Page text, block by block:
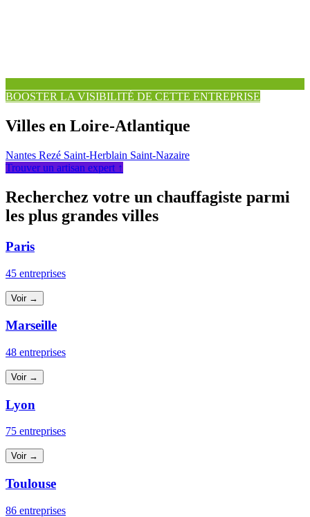
BOOSTER LA VISIBILITÉ DE CETTE ENTREPRISE
Villes en Loire-Atlantique
Nantes Rezé Saint-Herblain Saint-Nazaire
Trouver un artisan expert ↑
Recherchez votre un chauffagiste parmi
les plus grandes villes
Paris
45 entreprises
Voir →
Marseille
48 entreprises
Voir →
Lyon
75 entreprises
Voir →
Toulouse
86 entreprises